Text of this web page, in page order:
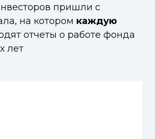
пришли с
на котором каждую
отчеты о работе фонда
лет